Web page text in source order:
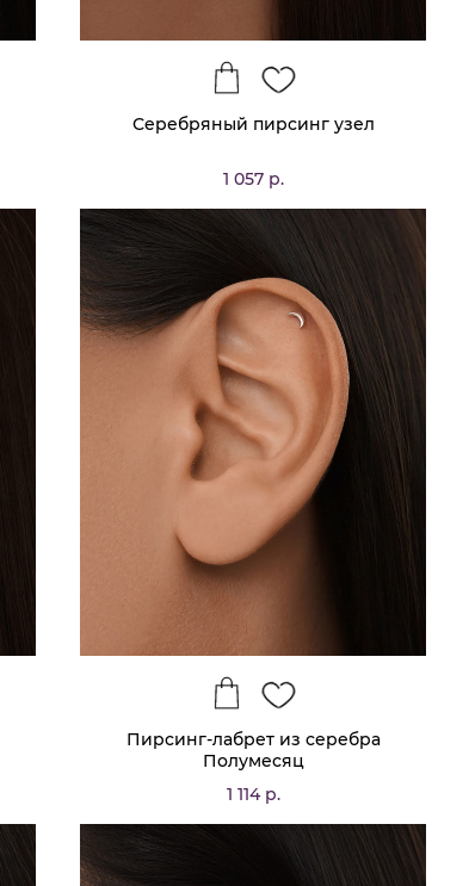
Серебряный пирсинг узел
1 057 р.
Пирсинг-лабрет из серебра
Полумесяц
1 114 р.